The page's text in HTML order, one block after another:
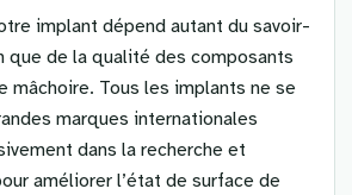
implant dépend autant du savoir-
que de la qualité des composants
mâchoire. Tous les implants ne se
marques internationales
dans la recherche et
améliorer l’état de surface de